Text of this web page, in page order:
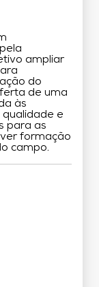
ampliar
do
de uma
às
e
para as
formação
campo.